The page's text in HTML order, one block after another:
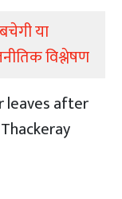
या
विश्लेषण
leaves after